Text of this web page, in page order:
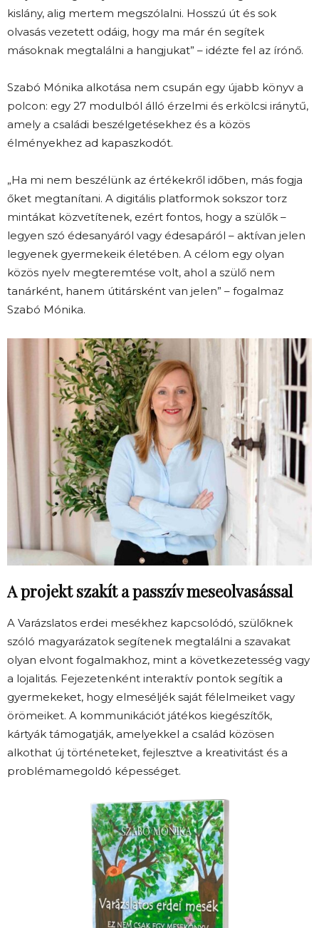
kislány, alig mertem megszólalni. Hosszú út és sok
olvasás vezetett odáig, hogy ma már én segítek
másoknak megtalálni a hangjukat” – idézte fel az írónő.
Szabó Mónika alkotása nem csupán egy újabb könyv a
polcon: egy 27 modulból álló érzelmi és erkölcsi iránytű,
amely a családi beszélgetésekhez és a közös
élményekhez ad kapaszkodót.
„Ha mi nem beszélünk az értékekről időben, más fogja
őket megtanítani. A digitális platformok sokszor torz
mintákat közvetítenek, ezért fontos, hogy a szülők –
legyen szó édesanyáról vagy édesapáról – aktívan jelen
legyenek gyermekeik életében. A célom egy olyan
közös nyelv megteremtése volt, ahol a szülő nem
tanárként, hanem útitársként van jelen” – fogalmaz
Szabó Mónika.
A projekt szakít a passzív meseolvasással
A Varázslatos erdei mesékhez kapcsolódó, szülőknek
szóló magyarázatok segítenek megtalálni a szavakat
olyan elvont fogalmakhoz, mint a következetesség vagy
a lojalitás. Fejezetenként interaktív pontok segítik a
gyermekeket, hogy elmeséljék saját félelmeiket vagy
örömeiket. A kommunikációt játékos kiegészítők,
kártyák támogatják, amelyekkel a család közösen
alkothat új történeteket, fejlesztve a kreativitást és a
problémamegoldó képességet.